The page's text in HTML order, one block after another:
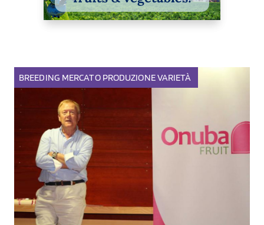
BREEDING MERCATO PRODUZIONEVARIETÀ